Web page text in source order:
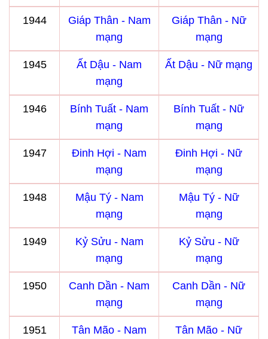
1944
Giáp Thân - Nam
mạng
Giáp Thân - Nữ
mạng
1945
Ất Dậu - Nam
mạng
Ất Dậu - Nữ mạng
1946
Bính Tuất - Nam
mạng
Bính Tuất - Nữ
mạng
1947
Đinh Hợi - Nam
mạng
Đinh Hợi - Nữ
mạng
1948
Mậu Tý - Nam
mạng
Mậu Tý - Nữ
mạng
1949
Kỷ Sửu - Nam
mạng
Kỷ Sửu - Nữ
mạng
1950
Canh Dần - Nam
mạng
Canh Dần - Nữ
mạng
1951
Tân Mão - Nam
Tân Mão - Nữ